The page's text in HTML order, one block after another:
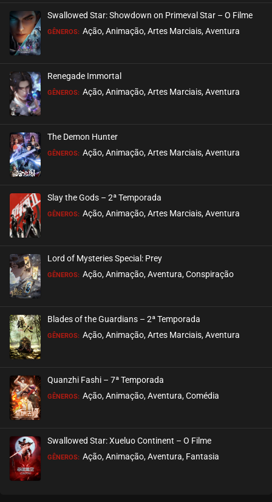
Swallowed Star: Showdown on Primeval Star – O Filme
GÊNEROS: Ação, Animação, Artes Marciais, Aventura
Renegade Immortal
GÊNEROS: Ação, Animação, Artes Marciais, Aventura
The Demon Hunter
GÊNEROS: Ação, Animação, Artes Marciais, Aventura
Slay the Gods – 2ª Temporada
GÊNEROS: Ação, Animação, Artes Marciais, Aventura
Lord of Mysteries Special: Prey
GÊNEROS: Ação, Animação, Aventura, Conspiração
Blades of the Guardians – 2ª Temporada
GÊNEROS: Ação, Animação, Artes Marciais, Aventura
Quanzhi Fashi – 7ª Temporada
GÊNEROS: Ação, Animação, Aventura, Comédia
Swallowed Star: Xueluo Continent – O Filme
GÊNEROS: Ação, Animação, Aventura, Fantasia